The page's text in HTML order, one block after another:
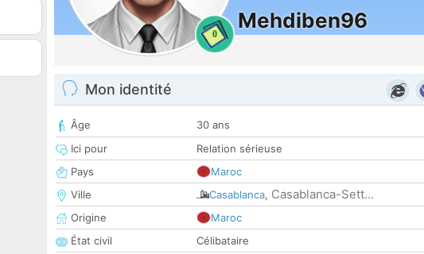
0
Mehdiben96
Mon identité
Âge
30 ans
Ici pour
Relation sérieuse
Pays
Maroc
Ville
Casablanca, Casablanca-Sett...
Origine
Maroc
État civil
Célibataire